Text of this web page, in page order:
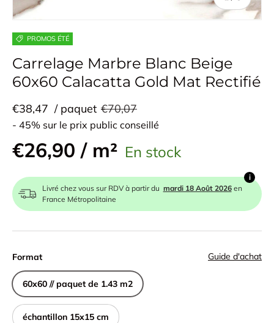
PROMOS ÉTÉ
Carrelage Marbre Blanc Beige
60x60 Calacatta Gold Mat Rectifié
€38,47 / paquet €70,07
- 45% sur le prix public conseillé
€26,90 / m² En stock
Livré chez vous sur RDV à partir du mardi 18 Août 2026en
France Métropolitaine
i
Format Guide d'achat
60x60 // paquet de 1.43 m2
échantillon 15x15 cm